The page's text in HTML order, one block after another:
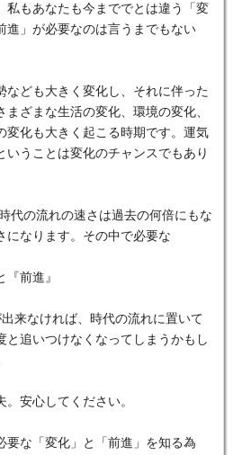
私もあなたも今まででとは違う「変
進」が必要なのは言うまでもない
なども大きく変化し、それに伴った
まざまな生活の変化、環境の変化、
変化も大きく起こる時期です。運気
いうことは変化のチャンスでもあり
代の流れの速さは過去の何倍にもな
になります。その中で必要な
『前進』
来なければ、時代の流れに置いて
と追いつけなくなってしまうかもし
。安心してください。
要な「変化」と「前進」を知る為